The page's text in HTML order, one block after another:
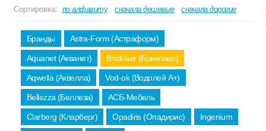
Сортировка: по алфавиту сначала дешевые сначала дорогие
Бранды Astra-Form (Астраформ)
Aquanet (Акванет) Bricklaer (Бриклаер)
Aqwella (Аквелла) Vod-ok (Водолей А+)
Bellezza (Беллеза) АСБ-Мебель
Clarberg (Кларберг) Opadiris (Опадирис) Ingenium